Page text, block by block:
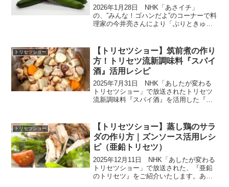
2026年1月28日 NHK「あさイチ」
の、”みんな！ゴハンだよ”のコーナーで料
理家の今井亮さんにより「ぶりときゅう
パリがアクセント、おつまみにもご飯の
おかずにもぴった...
トリセツショー
【トリセツショー】筑前煮の作り
方！トリセツ流新調味料『スパイ
酒』活用レシピ
2025年7月31日 NHK「あしたが変わる
トリセツショー」で放送されたトリセツ
流新調味料『スパイ酒』を活用した『筑
くなる「スパイ酒」！多くのスパイスの
香り成分は、油とア...
トリセツショー
【トリセツショー】蒸し鶏のサラ
ダの作り方｜ズンソース活用レシ
ピ（亜鉛トリセツ）
2025年12月11日 NHK「あしたが変わる
トリセツショー」で放送された、『亜鉛
のトリセツ』をご紹介いたします。あま